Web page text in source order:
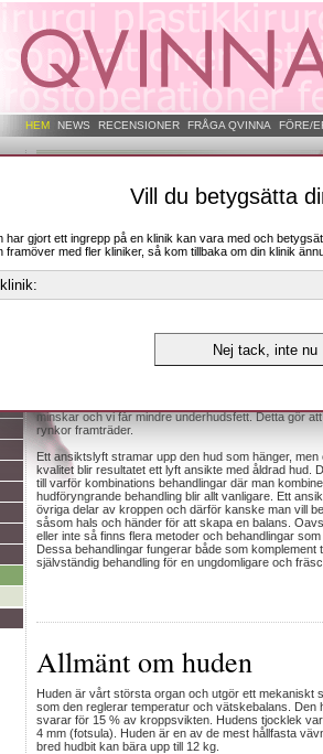
HEM NEWS RECENSIONER FRÅGA QVINNA FÖRE/
minskar och vi får mindre underhudsfett. Detta gör
rynkor framträder.
Ett ansiktslyft stramar upp den hud som hänger,
kvalitet blir resultatet ett lyft ansikte med åldrad hud.
till varför kombinations behandlingar där man
hudföryngrande behandling blir allt vanligare. Ett
övriga delar av kroppen och därför kanske man vill
såsom hals och händer för att skapa en balans.
eller inte så finns flera metoder och behandlingar
Dessa behandlingar fungerar både som komplement
självständig behandling för en ungdomligare och
Allmänt om huden
Huden är vårt största organ och utgör ett mekaniskt
som den reglerar temperatur och vätskebalans. Den
svarar för 15 % av kroppsvikten. Hudens tjocklek
4 mm (fotsula). Huden är en av de mest hållfasta
bred hudbit kan bära upp till 12 kg.
Vill du betygsätta
har gjort ett ingrepp på en klinik kan vara med och
framöver med fler kliniker, så kom tillbaka om din klinik